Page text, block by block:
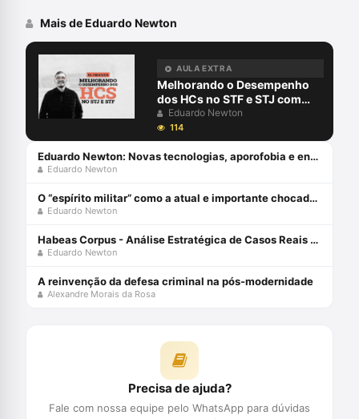
Mais de Eduardo Newton
AULA EXTRA
Melhorando o Desempenho
dos HCs no STF e STJ com
Eduardo Newton
Eduardo Newton
114
Eduardo Newton: Novas tecnologias, aporofobia e encarceramento
Eduardo Newton
O “espírito militar” como a atual e importante chocadeira do autoritarismo brasileiro.
Eduardo Newton
Habeas Corpus - Análise Estratégica de Casos Reais com Eduardo Newton
Eduardo Newton
A reinvenção da defesa criminal na pós-modernidade
Alexandre Morais da Rosa
Precisa de ajuda?
Fale com nossa equipe pelo WhatsApp para dúvidas